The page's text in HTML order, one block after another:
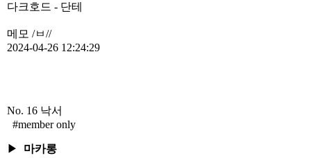
다크호드 - 단테
메모 /ㅂ//
2024-04-26 12:24:29
No. 16 낙서
#member only
▶
마카롱